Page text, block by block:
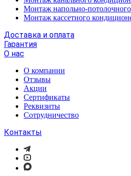
Монтаж напольно-
Монтаж кассетного
Доставка и оплата
Гарантия
О нас
О компании
Отзывы
Акции
Cертификаты
Реквизиты
Сотрудничество
Контакты